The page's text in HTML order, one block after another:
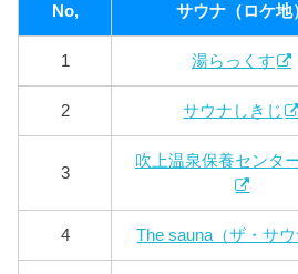
No, サウナ（ロケ地
1 湯らっくす
2 サウナしきじ
3
吹上温泉保養センタ
4 The sauna（ザ・サウ